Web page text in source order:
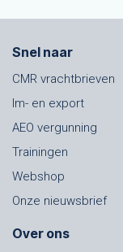
Snel naar
CMR vrachtbrieven
Im- en export
AEO vergunning
Trainingen
Webshop
Onze nieuwsbrief
Over ons